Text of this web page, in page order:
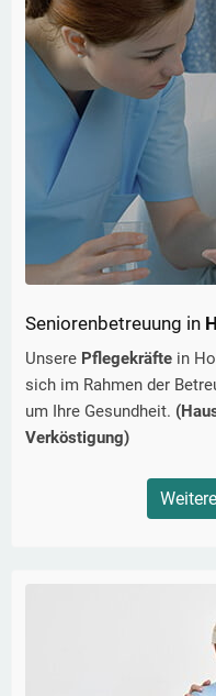
Seniorenbetreuung in
Unsere Pflegekräfte in
sich im Rahmen der
um Ihre Gesundheit.
Verköstigung)